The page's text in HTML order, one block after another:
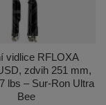
vidlice RFLOXA
zdvih 251 mm,
lbs – Sur-Ron Ultra
Bee